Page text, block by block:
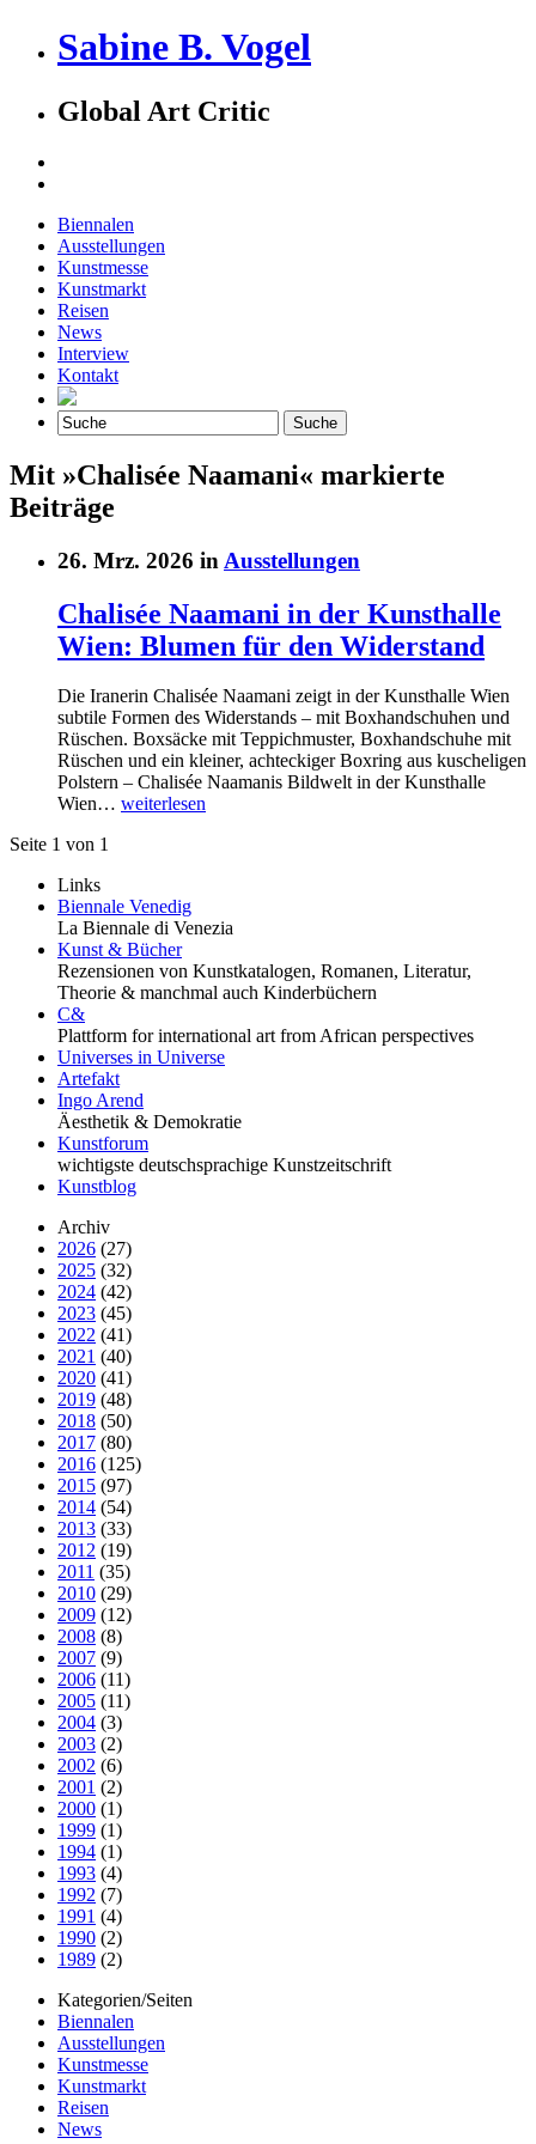
Sabine B. Vogel
Global Art Critic
Biennalen
Ausstellungen
Kunstmesse
Kunstmarkt
Reisen
News
Interview
Kontakt
Mit »Chalisée Naamani« markierte
Beiträge
26. Mrz. 2026 in Ausstellungen
Chalisée Naamani in der Kunsthalle
Wien: Blumen für den Widerstand
Die Iranerin Chalisée Naamani zeigt in der Kunsthalle Wien
subtile Formen des Widerstands – mit Boxhandschuhen und
Rüschen. Boxsäcke mit Teppichmuster, Boxhandschuhe mit
Rüschen und ein kleiner, achteckiger Boxring aus kuscheligen
Polstern – Chalisée Naamanis Bildwelt in der Kunsthalle
Wien… weiterlesen
Seite 1 von 1
Links
Biennale Venedig
La Biennale di Venezia
Kunst & Bücher
Rezensionen von Kunstkatalogen, Romanen, Literatur,
Theorie & manchmal auch Kinderbüchern
C&
Plattform for international art from African perspectives
Universes in Universe
Artefakt
Ingo Arend
Äesthetik & Demokratie
Kunstforum
wichtigste deutschsprachige Kunstzeitschrift
Kunstblog
Archiv
2026 (27)
2025 (32)
2024 (42)
2023 (45)
2022 (41)
2021 (40)
2020 (41)
2019 (48)
2018 (50)
2017 (80)
2016 (125)
2015 (97)
2014 (54)
2013 (33)
2012 (19)
2011 (35)
2010 (29)
2009 (12)
2008 (8)
2007 (9)
2006 (11)
2005 (11)
2004 (3)
2003 (2)
2002 (6)
2001 (2)
2000 (1)
1999 (1)
1994 (1)
1993 (4)
1992 (7)
1991 (4)
1990 (2)
1989 (2)
Kategorien/Seiten
Biennalen
Ausstellungen
Kunstmesse
Kunstmarkt
Reisen
News